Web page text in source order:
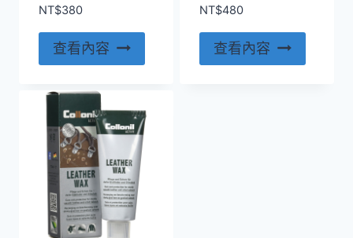
NT$380
查看內容
NT$480
查看內容